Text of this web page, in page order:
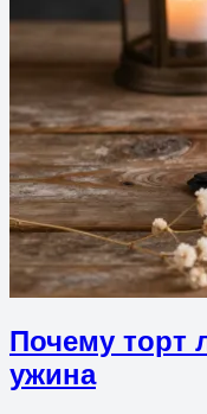
Почему торт
ужина